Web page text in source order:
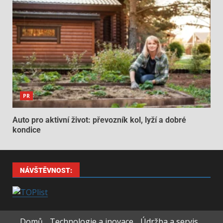
PR
Auto pro aktivní život: převozník kol, lyží a dobré
kondice
NÁVŠTĚVNOST: